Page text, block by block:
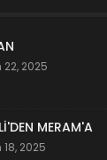
22, 2025
MERAM'A
2025